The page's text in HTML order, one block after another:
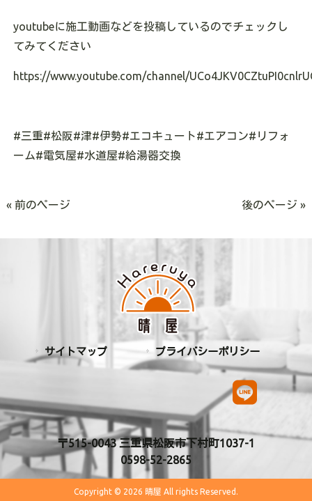
youtubeに施工動画などを投稿しているのでチェックし
てみてください
https://www.youtube.com/channel/
#三重#松阪#津#伊勢#エコキュート#エアコン# リフォ
ーム#電気屋#水道屋#給湯器交換
« 前のページ 後のページ »
サイトマップ プライバシーポリシー
〒515-0043 三重県松阪市下村町1037-1
0598-52-2865
Copyright © 2026 晴屋 All rights Reserved.